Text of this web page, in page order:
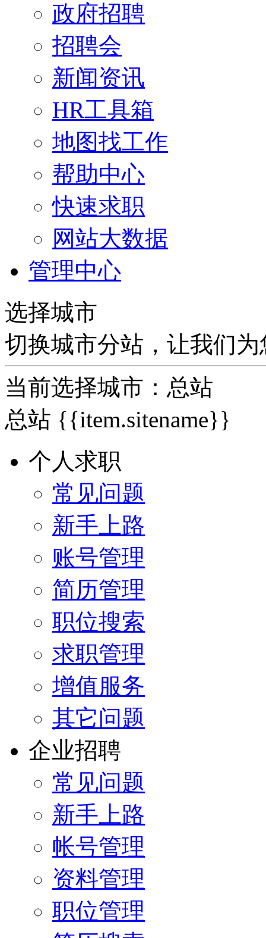
政府招聘
招聘会
新闻资讯
HR工具箱
地图找工作
帮助中心
快速求职
网站大数据
管理中心
选择城市
切换城市分站，让我们
当前选择城市： 总站
总站 {{item.sitename}}
个人求职
常见问题
新手上路
账号管理
简历管理
职位搜索
求职管理
增值服务
其它问题
企业招聘
常见问题
新手上路
帐号管理
资料管理
职位管理